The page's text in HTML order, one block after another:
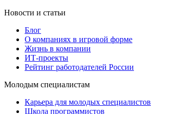
Новости и статьи
Блог
О компаниях в игровой форме
Жизнь в компании
ИТ-проекты
Рейтинг работодателей России
Молодым специалистам
Карьера для молодых специалистов
Школа программистов